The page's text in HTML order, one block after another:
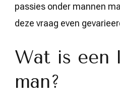
passies onder mannen
deze vraag even
Wat is een
man?